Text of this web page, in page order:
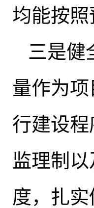
均能按
三是健
量作为
行建设
监理制
度， 扎